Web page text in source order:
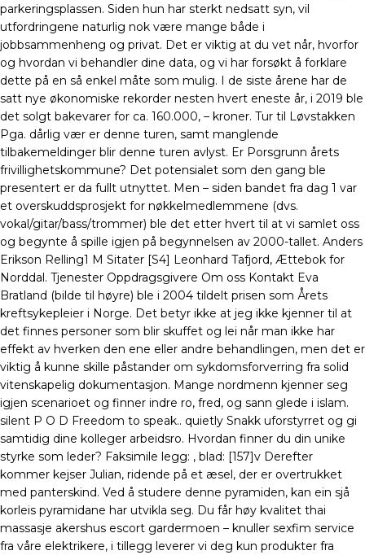
parkeringsplassen. Siden hun har sterkt nedsatt syn, vil
utfordringene naturlig nok være mange både i
jobbsammenheng og privat. Det er viktig at du vet når, hvorfor
og hvordan vi behandler dine data, og vi har forsøkt å forklare
dette på en så enkel måte som mulig. I de siste årene har de
satt nye økonomiske rekorder nesten hvert eneste år, i 2019 ble
det solgt bakevarer for ca. 160.000, – kroner. Tur til Løvstakken
Pga. dårlig vær er denne turen, samt manglende
tilbakemeldinger blir denne turen avlyst. Er Porsgrunn årets
frivillighetskommune? Det potensialet som den gang ble
presentert er da fullt utnyttet. Men – siden bandet fra dag 1 var
et overskuddsprosjekt for nøkkelmedlemmene (dvs.
vokal/gitar/bass/trommer) ble det etter hvert til at vi samlet oss
og begynte å spille igjen på begynnelsen av 2000-tallet. Anders
Erikson Relling1 M Sitater [S4] Leonhard Tafjord, Ættebok for
Norddal. Tjenester Oppdragsgivere Om oss Kontakt Eva
Bratland (bilde til høyre) ble i 2004 tildelt prisen som Årets
kreftsykepleier i Norge. Det betyr ikke at jeg ikke kjenner til at
det finnes personer som blir skuffet og lei når man ikke har
effekt av hverken den ene eller andre behandlingen, men det er
viktig å kunne skille påstander om sykdomsforverring fra solid
vitenskapelig dokumentasjon. Mange nordmenn kjenner seg
igjen scenarioet og finner indre ro, fred, og sann glede i islam.
silent P O D Freedom to speak.. quietly Snakk uforstyrret og gi
samtidig dine kolleger arbeidsro. Hvordan finner du din unike
styrke som leder? Faksimile legg: , blad: [157]v Derefter
kommer kejser Julian, ridende på et æsel, der er overtrukket
med panterskind. Ved å studere denne pyramiden, kan ein sjå
korleis pyramidane har utvikla seg. Du får høy kvalitet thai
massasje akershus escort gardermoen – knuller sexfim service
fra våre elektrikere, i tillegg leverer vi deg kun produkter fra